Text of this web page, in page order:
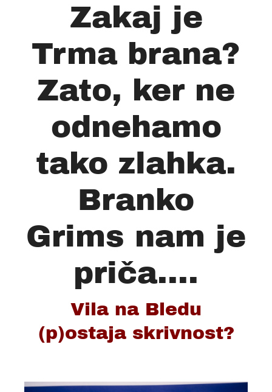
Zakaj je
Trma brana?
Zato, ker ne
odnehamo
tako zlahka.
Branko
Grims nam je
priča....
Vila na Bledu
(p)ostaja skrivnost?